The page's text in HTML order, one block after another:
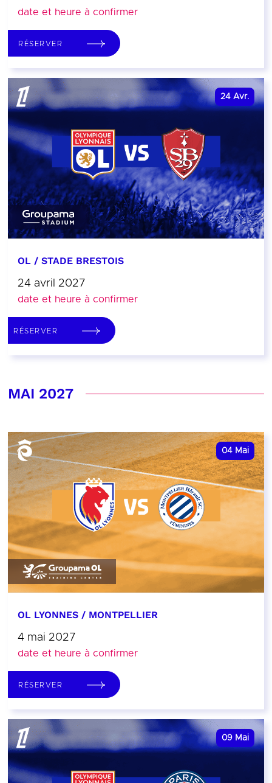
date et heure à confirmer
RÉSERVER
24 Avr.
OL / STADE BRESTOIS
24 avril 2027
date et heure à confirmer
RÉSERVER
MAI 2027
04 Mai
OL LYONNES / MONTPELLIER
4 mai 2027
date et heure à confirmer
RÉSERVER
09 Mai